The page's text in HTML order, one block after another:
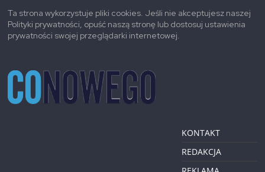
Ta strona wykorzystuje pliki cookies. Jeśli nie akceptujesz naszej
Polityki prywatności, opuść naszą stronę lub dostosuj ustawienia
prywatności swojej przeglądarki internetowej.
KONTAKT
REDAKCJA